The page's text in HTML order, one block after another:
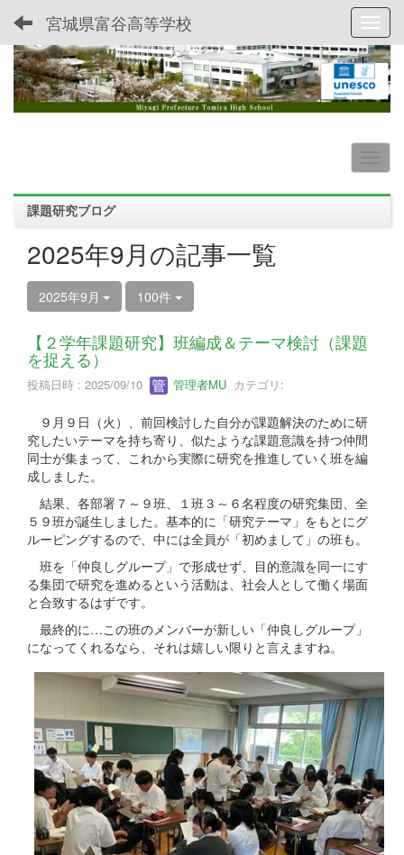
宮城県富谷高等学校
課題研究ブログ
2025年9月の記事一覧
2025年9月 100件
【２学年課題研究】班編成＆テーマ検討（課題
を捉える）
投稿日時 : 2025/09/10 管理者MU カテゴリ:
９月９日（火）、前回検討した自分が課題解決のために研
究したいテーマを持ち寄り、似たような課題意識を持つ仲間
同士が集まって、これから実際に研究を推進していく班を編
成しました。
結果、各部署７～９班、１班３～６名程度の研究集団、全
５９班が誕生しました。基本的に「研究テーマ」をもとにグ
ルーピングするので、中には全員が「初めまして」の班も。
班を「仲良しグループ」で形成せず、目的意識を同一にす
る集団で研究を進めるという活動は、社会人として働く場面
と合致するはずです。
最終的に…この班のメンバーが新しい「仲良しグループ」
になってくれるなら、それは嬉しい限りと言えますね。